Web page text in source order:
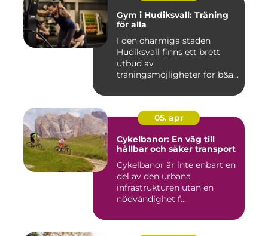
Gym i Hudiksvall: Träning
för alla
I den charmiga staden
Hudiksvall finns ett brett
utbud av
träningsmöjligheter för b&a...
05. apr
Cykelbanor: En väg till
hållbar och säker transport
Cykelbanor är inte enbart en
del av den urbana
infrastrukturen utan en
nödvändighet f...